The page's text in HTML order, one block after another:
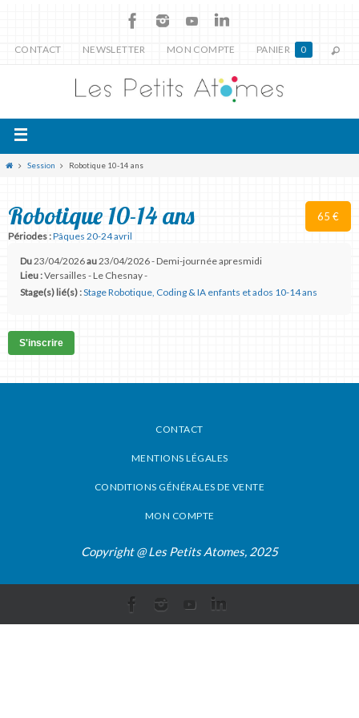
CONTACT NEWSLETTER MON COMPTE PANIER 0
Session Robotique 10-14 ans
65 €
Robotique 10-14 ans
Périodes :Pâques 20-24 avril
Du23/04/2026au23/04/2026 - Demi-journée apresmidi
Lieu :Versailles - Le Chesnay -
Stage(s) lié(s) :Stage Robotique, Coding & IA enfants et ados 10-14 ans
S'inscrire
CONTACT
MENTIONS LÉGALES
CONDITIONS GÉNÉRALES DE VENTE
MON COMPTE
Copyright @ Les Petits Atomes, 2025